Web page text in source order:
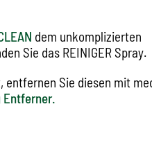
dem unkomplizierten
Sie das REINIGER Spray.
Sie diesen mit
Entferner.